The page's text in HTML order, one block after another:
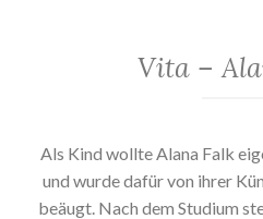
Vita –
Als Kind wollte Alana Falk
und wurde dafür von ihrer
beäugt. Nach dem Studium